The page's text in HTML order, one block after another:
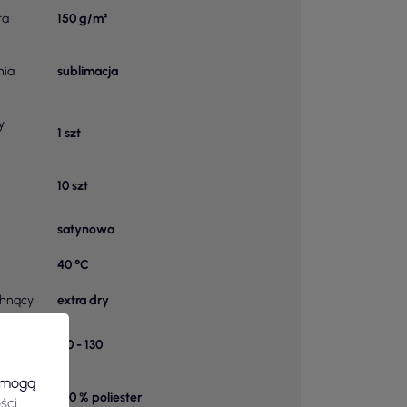
150 g/m²
sublimacja
1 szt
10 szt
satynowa
40 °C
extra dry
110 - 130
100 % poliester